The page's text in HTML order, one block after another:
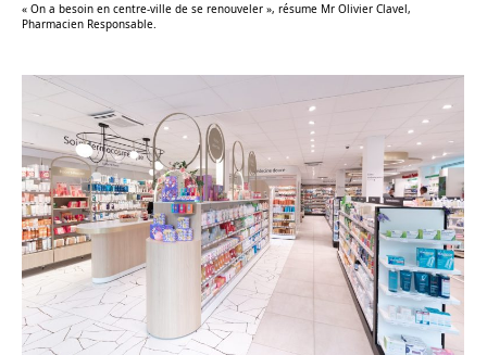
« On a besoin en centre-ville de se renouveler », résume Mr Olivier Clavel,
Pharmacien Responsable.